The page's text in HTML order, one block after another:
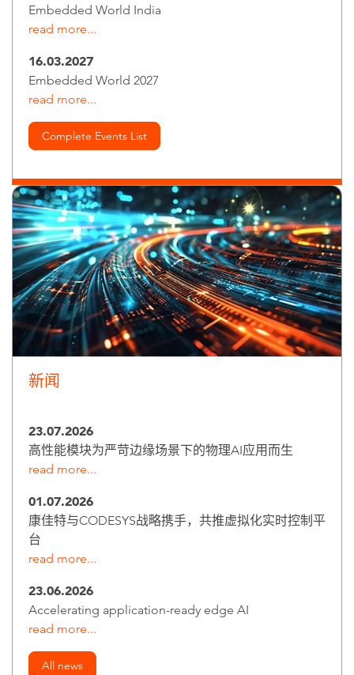
Embedded World India
read more...
16.03.2027
Embedded World 2027
read more...
Complete Events List
新闻
23.07.2026
高性能模块为严苛边缘场景下的物理AI应用而生
read more...
01.07.2026
康佳特与CODESYS战略携手，共推虚拟化实时控制平
台
read more...
23.06.2026
Accelerating application-ready edge AI
read more...
All news